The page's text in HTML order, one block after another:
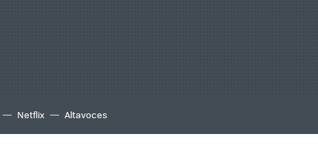
Netflix Altavoces